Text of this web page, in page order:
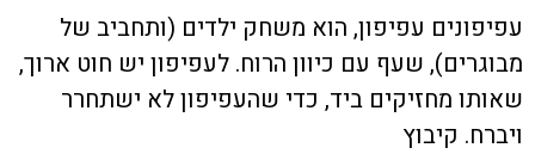
עפיפונים עפיפון, הוא משחק ילדים (ותחביב של
מבוגרים), שעף עם כיוון הרוח. לעפיפון יש חוט ארוך,
שאותו מחזיקים ביד, כדי שהעפיפון לא ישתחרר
ויברח. קיבוץ